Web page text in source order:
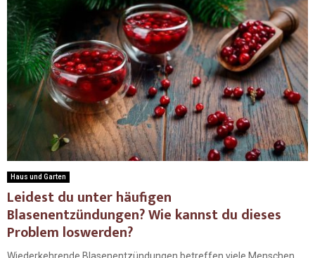
Haus und Garten
Leidest du unter häufigen
Blasenentzündungen? Wie kannst du dieses
Problem loswerden?